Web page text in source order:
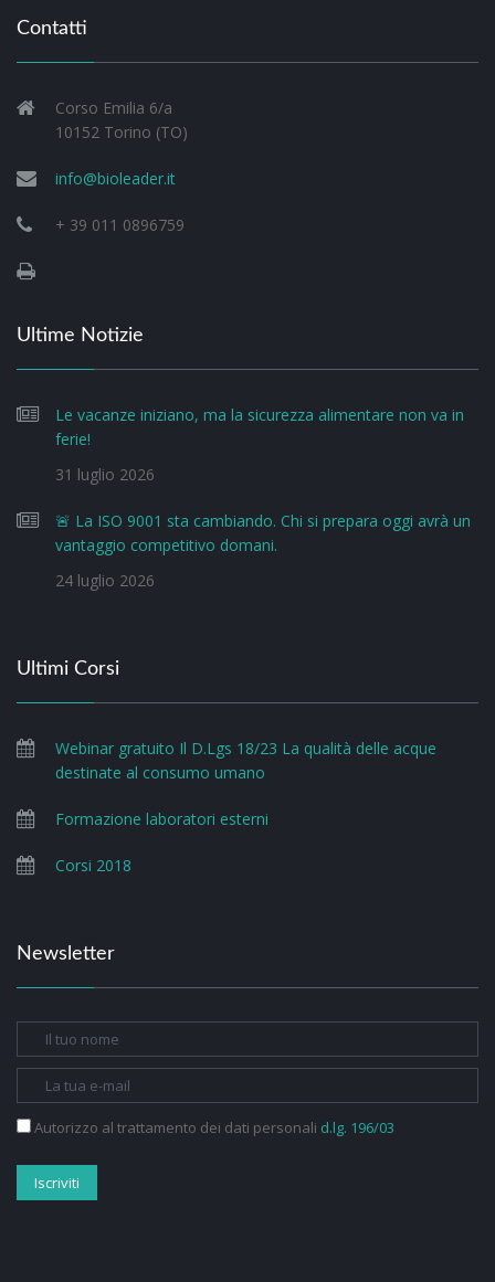
Contatti
Corso Emilia 6/a
10152 Torino (TO)
info@bioleader.it
+ 39 011 0896759
Ultime Notizie
Le vacanze iniziano, ma la sicurezza alimentare non va in
ferie!
31 luglio 2026
🚨 La ISO 9001 sta cambiando. Chi si prepara oggi avrà un
vantaggio competitivo domani.
24 luglio 2026
Ultimi Corsi
Webinar gratuito Il D.Lgs 18/23 La qualità delle acque
destinate al consumo umano
Formazione laboratori esterni
Corsi 2018
Newsletter
Autorizzo al trattamento dei dati personali d.lg. 196/03